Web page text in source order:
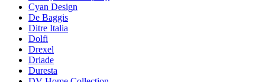
Cyan Design
De Baggis
Ditre Italia
Dolfi
Drexel
Driade
Duresta